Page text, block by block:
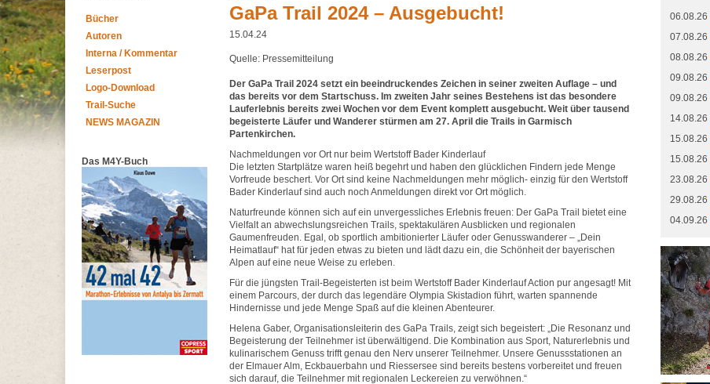
Bücher
Autoren
Interna / Kommentar
Leserpost
Logo-Download
Trail-Suche
NEWS MAGAZIN
Das M4Y-Buch
GaPa Trail 2024 – Ausgebucht!
15.04.24
Quelle: Pressemitteilung
Der GaPa Trail 2024 setzt ein beeindruckendes Zeichen in seiner zweiten Auflage – und
das bereits vor dem Startschuss. Im zweiten Jahr seines Bestehens ist das besondere
Lauferlebnis bereits zwei Wochen vor dem Event komplett ausgebucht. Weit über tausend
begeisterte Läufer und Wanderer stürmen am 27. April die Trails in Garmisch
Partenkirchen.
Nachmeldungen vor Ort nur beim Wertstoff Bader Kinderlauf
Die letzten Startplätze waren heiß begehrt und haben den glücklichen Findern jede Menge
Vorfreude beschert. Vor Ort sind keine Nachmeldungen mehr möglich- einzig für den Wertstoff
Bader Kinderlauf sind auch noch Anmeldungen direkt vor Ort möglich.
Naturfreunde können sich auf ein unvergessliches Erlebnis freuen: Der GaPa Trail bietet eine
Vielfalt an abwechslungsreichen Trails, spektakulären Ausblicken und regionalen
Gaumenfreuden. Egal, ob sportlich ambitionierter Läufer oder Genusswanderer – „Dein
Heimatlauf“ hat für jeden etwas zu bieten und lädt dazu ein, die Schönheit der bayerischen
Alpen auf eine neue Weise zu erleben.
Für die jüngsten Trail-Begeisterten ist beim Wertstoff Bader Kinderlauf Action pur angesagt! Mit
einem Parcours, der durch das legendäre Olympia Skistadion führt, warten spannende
Hindernisse und jede Menge Spaß auf die kleinen Abenteurer.
Helena Gaber, Organisationsleiterin des GaPa Trails, zeigt sich begeistert: „Die Resonanz und
Begeisterung der Teilnehmer ist überwältigend. Die Kombination aus Sport, Naturerlebnis und
kulinarischem Genuss trifft genau den Nerv unserer Teilnehmer. Unsere Genussstationen an
der Elmauer Alm, Eckbauerbahn und Riessersee sind bereits bestens vorbereitet und freuen
sich darauf, die Teilnehmer mit regionalen Leckereien zu verwöhnen.“
06.08.26
07.08.26
08.08.26
09.08.26
09.08.26
14.08.26
15.08.26
15.08.26
23.08.26
29.08.26
04.09.26